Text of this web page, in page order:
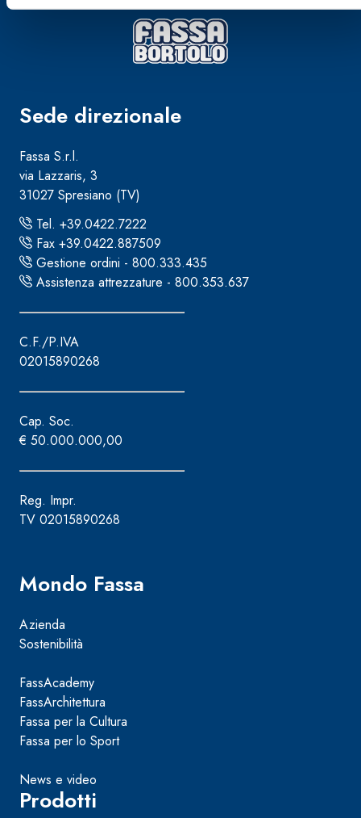
Sede direzionale
Fassa S.r.l.
via Lazzaris, 3
31027 Spresiano (TV)
Tel. +39.0422.7222
Fax +39.0422.887509
Gestione ordini - 800.333.435
Assistenza attrezzature - 800.353.637
C.F./P.IVA
02015890268
Cap. Soc.
€ 50.000.000,00
Reg. Impr.
TV 02015890268
Mondo Fassa
Azienda
Sostenibilità
FassAcademy
FassArchitettura
Fassa per la Cultura
Fassa per lo Sport
News e video
Prodotti